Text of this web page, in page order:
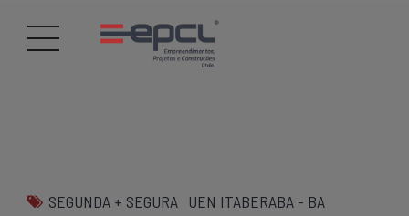
SEGUNDA + SEGURA UEN ITABERABA - BA